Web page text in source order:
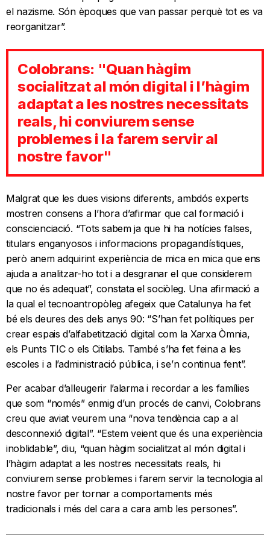
el nazisme. Són èpoques que van passar perquè tot es va
reorganitzar”.
Colobrans: "Quan hàgim
socialitzat al món digital i l’hàgim
adaptat a les nostres necessitats
reals, hi conviurem sense
problemes i la farem servir al
nostre favor"
Malgrat que les dues visions diferents, ambdós experts
mostren consens a l’hora d’afirmar que cal formació i
conscienciació. “Tots sabem ja que hi ha notícies falses,
titulars enganyosos i informacions propagandístiques,
però anem adquirint experiència de mica en mica que ens
ajuda a analitzar-ho tot i a desgranar el que considerem
que no és adequat”, constata el sociòleg. Una afirmació a
la qual el tecnoantropòleg afegeix que Catalunya ha fet
bé els deures des dels anys 90: “S’han fet polítiques per
crear espais d’alfabetització digital com la Xarxa Òmnia,
els Punts TIC o els Citilabs. També s’ha fet feina a les
escoles i a l’administració pública, i se’n continua fent”.
Per acabar d’alleugerir l’alarma i recordar a les famílies
que som “només” enmig d’un procés de canvi, Colobrans
creu que aviat veurem una “nova tendència cap a al
desconnexió digital”. “Estem veient que és una experiència
inoblidable”, diu, “quan hàgim socialitzat al món digital i
l’hàgim adaptat a les nostres necessitats reals, hi
conviurem sense problemes i farem servir la tecnologia al
nostre favor per tornar a comportaments més
tradicionals i més del cara a cara amb les persones”.